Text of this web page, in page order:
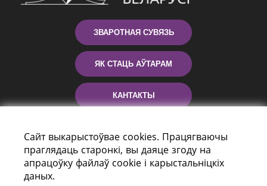
ЗВАРОТНАЯ СУВЯЗЬ
ЯК СТАЦЬ АЎТАРАМ
КАНТАКТЫ
Сайт выкарыстоўвае cookies. Працягваючы
праглядаць старонкі, вы даяце згоду на
апрацоўку файлаў cookie і карыстальніцкіх
даных.